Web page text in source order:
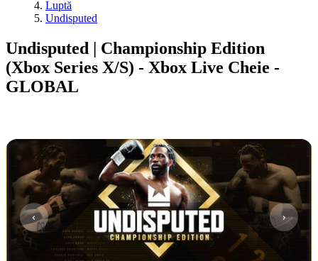
Luptă
Undisputed
Undisputed | Championship Edition
(Xbox Series X/S) - Xbox Live Cheie -
GLOBAL